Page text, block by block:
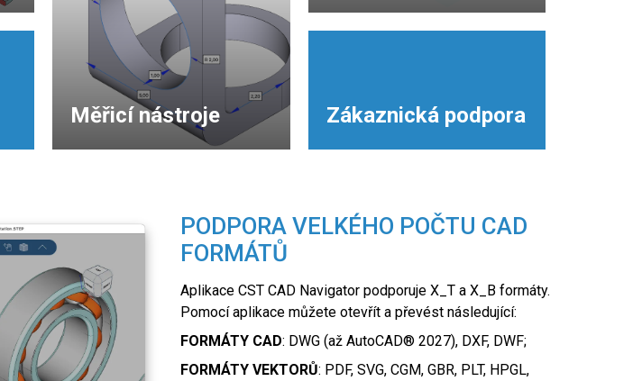
Měřicí nástroje Zákaznická podpora
PODPORA VELKÉHO POČTU CAD
FORMÁTŮ
Aplikace CST CAD Navigator podporuje X_T a X_B formáty.
Pomocí aplikace můžete otevřít a převést následující:
FORMÁTY CAD: DWG (až AutoCAD® 2027), DXF, DWF;
FORMÁTY VEKTORŮ: PDF, SVG, CGM, GBR, PLT, HPGL,